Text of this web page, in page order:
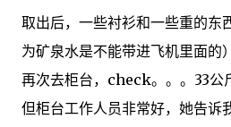
取出后， 一些衬衫和一些重的东
为矿泉水是不能带进飞机里面的）
再次去柜台，check。。。 33公
但柜台工作人员非常好， 她告诉